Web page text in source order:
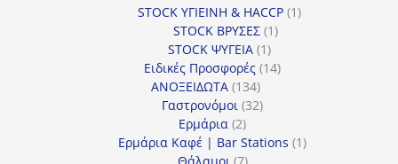
STOCK ΥΓΙΕΙΝΗ & HACCP 11
STOCK ΒΡΥΣΕΣ 11
STOCK ΨΥΓΕΙΑ 11
προϊόν
Ειδικές Προσφορές 1414
ΑΝΟΞΕΙΔΩΤΑ 134134
προϊόντα
Γαστρονόμοι 3232
Ερμάρια 22
προϊόντα
Ερμάρια Καφέ | Bar Stations 11
7